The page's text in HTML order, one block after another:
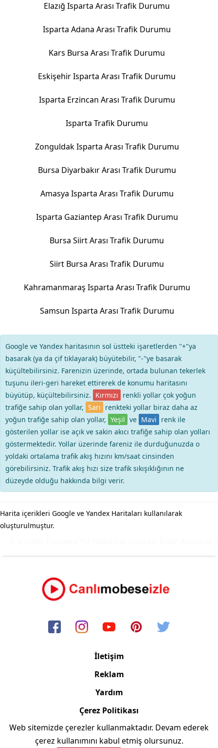
Elazığ Isparta Arası Trafik Durumu
Isparta Adana Arası Trafik Durumu
Kars Bursa Arası Trafik Durumu
Eskişehir Isparta Arası Trafik Durumu
Isparta Erzincan Arası Trafik Durumu
Isparta Trafik Durumu
Zonguldak Isparta Arası Trafik Durumu
Bursa Diyarbakır Arası Trafik Durumu
Amasya Isparta Arası Trafik Durumu
Isparta Gaziantep Arası Trafik Durumu
Bursa Siirt Arası Trafik Durumu
Siirt Bursa Arası Trafik Durumu
Kahramanmaraş Isparta Arası Trafik Durumu
Samsun Isparta Arası Trafik Durumu
Google ve Yandex haritasının sol üstteki işaretlerden "+"ya
basarak (ya da çif tıklayarak) büyütebilir, "-"ye basarak
küçültebilirsiniz. Farenizin üzerinde, ortada bulunan tekerlek
tuşunu ileri-geri hareket ettirerek de konumu haritasını
büyütüp, küçültebilirsiniz. Kırmızı renkli yollar çok yoğun
trafiğe sahip olan yollar, Sarı renkteki yollar biraz daha az
yoğun trafiğe sahip olan yollar, Yeşil ve Mavi renk ile
gösterilen yollar ise açık ve sakin akıcı trafiğe sahip olan yolları
göstermektedir. Yollar üzerinde fareniz ile durduğunuzda o
yoldaki ortalama trafik akış hızını km/saat cinsinden
görebilirsiniz. Trafik akış hızı size trafik sıkışıklığının ne
düzeyde olduğu hakkında bilgi verir.
Harita içerikleri Google ve Yandex Haritaları kullanılarak
oluşturulmuştur.
İletişim
Reklam
Yardım
Çerez Politikası
Copyright © 2006/2024 Canlimobeseizle.com
Web sitemizde çerezler kullanmaktadır. Devam ederek
çerez kullanımını kabul etmiş olursunuz.